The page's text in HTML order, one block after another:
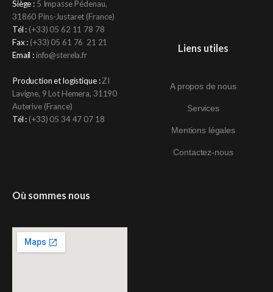
Siège : 5 Impasse Pédenau,
31860 Pins-Justaret (France)
Tél : (+33) 05 62 11 78 78
Fax : (+33) 05 61 76 21 21
Email : info@sterela.fr
Production et logistique :ZI
Lavigne, 9 Lot Hemera, 31190
Auterive (France)
Tél : (+33) 05 34 47 07 18
Liens utiles
A propos de nous
Services
Mentions légales
Contactez-nous
Où sommes nous